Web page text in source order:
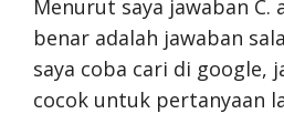
Menurut saya jawaban C.
benar adalah jawaban
saya coba cari di google,
cocok untuk pertanyaan